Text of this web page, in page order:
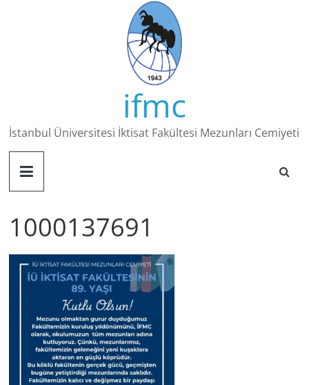
ifmc
İstanbul Üniversitesi İktisat Fakültesi Mezunları Cemiyeti
1000137691